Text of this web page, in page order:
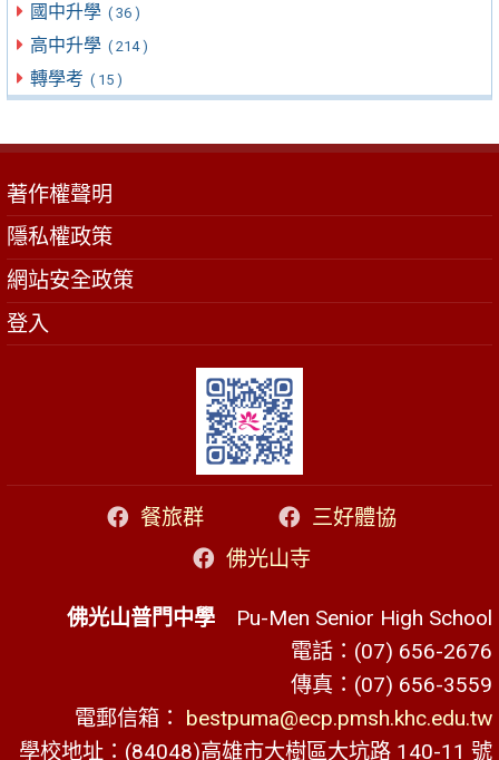
國中升學 ( 36 )
高中升學 ( 214 )
轉學考 ( 15 )
著作權聲明
隱私權政策
網站安全政策
登入
餐旅群
三好體協
佛光山寺
佛光山普門中學 Pu-Men Senior High School
電話：(07) 656-2676
傳真：(07) 656-3559
電郵信箱： bestpuma@ecp.pmsh.khc.edu.tw
學校地址：(84048)高雄市大樹區大坑路 140-11 號